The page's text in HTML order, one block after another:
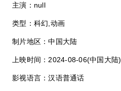
主演：null
类型：科幻,动画
制片地区：中国大陆
上映时间：2024-08-06(中国大陆)
影视语言：汉语普通话